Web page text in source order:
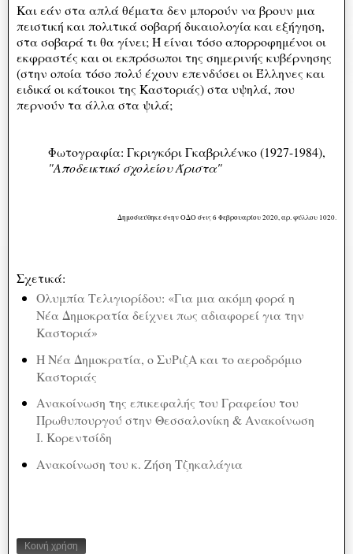
Και εάν στα απλά θέματα δεν μπορούν να βρουν μια
πειστική και πολιτικά σοβαρή δικαιολογία και εξήγηση,
στα σοβαρά τι θα γίνει; Ή είναι τόσο απορροφημένοι οι
εκφραστές και οι εκπρόσωποι της σημερινής κυβέρνησης
(στην οποία τόσο πολύ έχουν επενδύσει οι Έλληνες και
ειδικά οι κάτοικοι της Καστοριάς) στα υψηλά, που
περνούν τα άλλα στα ψιλά;
Φωτογραφία: Γκριγκόρι Γκαβριλένκο (1927-1984),
"Αποδεικτικό σχολείου Άριστα"
Δημοσιεύθηκε στην ΟΔΟ στις 6 Φεβρουαρίου 2020, αρ. φύλλου 1020.
Σχετικά:
Ολυμπία Τελιγιορίδου: «Για μια ακόμη φορά η
Νέα Δημοκρατία δείχνει πως αδιαφορεί για την
Καστοριά»
Η Νέα Δημοκρατία, ο ΣυΡιζΑ και το αεροδρόμιο
Καστοριάς
Ανακοίνωση της επικεφαλής του Γραφείου του
Πρωθυπουργού στην Θεσσαλονίκη & Ανακοίνωση
Ι. Κορεντσίδη
Ανακοίνωση του κ. Ζήση Τζηκαλάγια
Κοινή χρήση